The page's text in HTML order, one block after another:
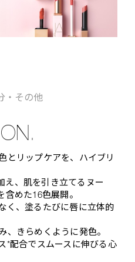
・その他
とリップケアを、ハイブリ
え、肌を引き立てるヌー
めた16色展開。
く、塗るたびに唇に立体的
、きらめくように発色。
*配合でスムースに伸びる心